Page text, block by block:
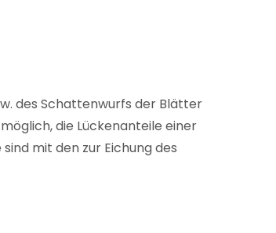
des Schattenwurfs der Blätter
die Lückenanteile einer
mit den zur Eichung des